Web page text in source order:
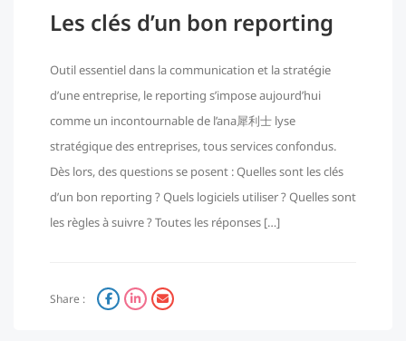
Les clés d’un bon reporting
Outil essentiel dans la communication et la stratégie
d’une entreprise, le reporting s’impose aujourd’hui
comme un incontournable de l’ana犀利士 lyse
stratégique des entreprises, tous services confondus.
Dès lors, des questions se posent : Quelles sont les clés
d’un bon reporting ? Quels logiciels utiliser ? Quelles sont
les règles à suivre ? Toutes les réponses […]
Share :